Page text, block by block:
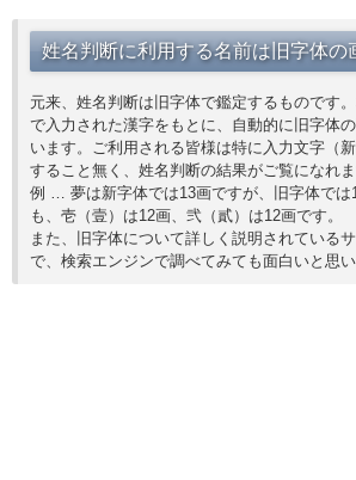
姓名判断に利用する名前は旧字体の
元来、姓名判断は旧字体で鑑定するものです
で入力された漢字をもとに、自動的に旧字体
います。ご利用される皆様は特に入力文字（
すること無く、姓名判断の結果がご覧になれま
例 … 夢は新字体では13画ですが、旧字体では
も、壱（壹）は12画、弐（貳）は12画です。
また、旧字体について詳しく説明されている
で、検索エンジンで調べてみても面白いと思い